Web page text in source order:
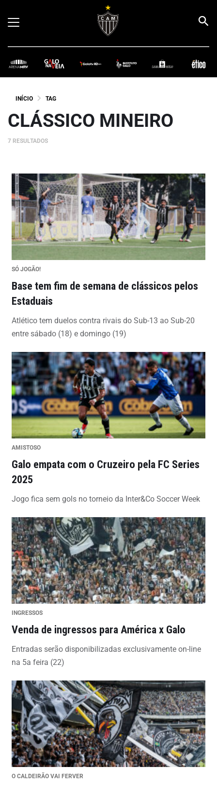
INÍCIO TAG
CLÁSSICO MINEIRO
7 RESULTADOS
SÓ JOGÃO!
Base tem fim de semana de clássicos pelos
Estaduais
Atlético tem duelos contra rivais do Sub-13 ao Sub-20
entre sábado (18) e domingo (19)
AMISTOSO
Galo empata com o Cruzeiro pela FC Series
2025
Jogo fica sem gols no torneio da Inter&Co Soccer Week
INGRESSOS
Venda de ingressos para América x Galo
Entradas serão disponibilizadas exclusivamente on-line
na 5a feira (22)
O CALDEIRÃO VAI FERVER